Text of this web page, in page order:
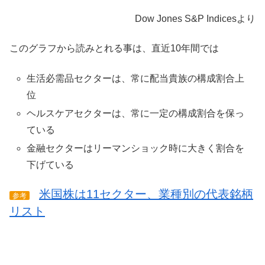
Dow Jones S&P Indicesより
このグラフから読みとれる事は、直近10年間では
生活必需品セクターは、常に配当貴族の構成割合上
位
ヘルスケアセクターは、常に一定の構成割合を保っ
ている
金融セクターはリーマンショック時に大きく割合を
下げている
参考
米国株は11セクター、業種別の代表銘柄
リスト